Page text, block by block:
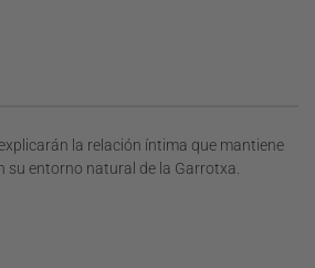
la relación íntima que mantiene
su entorno natural de la Garrotxa.